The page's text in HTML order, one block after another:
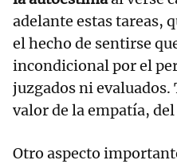
adelante estas tareas,
el hecho de sentirse
incondicional por el
juzgados ni
valor de la empatía,
Otro aspecto